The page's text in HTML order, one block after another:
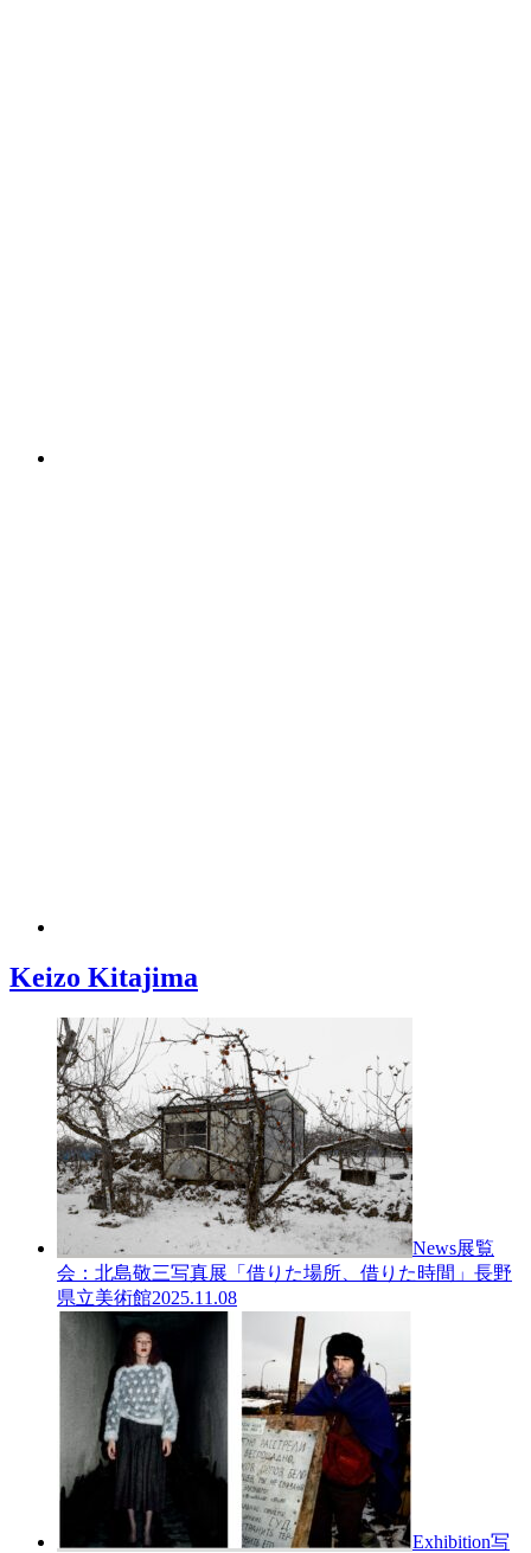
Keizo Kitajima
News展覧
会：北島敬三写真展「借りた場所、借りた時間」長野
県立美術館2025.11.08
Exhibition写